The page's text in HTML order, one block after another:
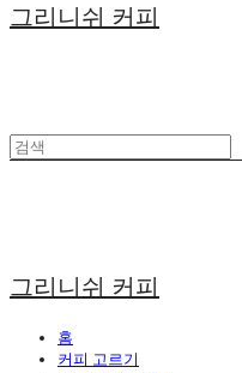
그리니쉬 커피
그리니쉬 커피
홈
커피 고르기